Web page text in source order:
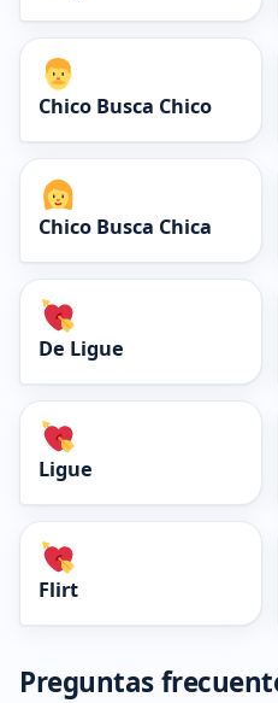
Chico Busca Chico
Chico Busca Chica
De Ligue
Ligue
Flirt
Preguntas